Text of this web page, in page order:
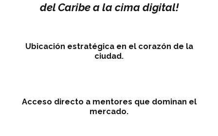
del Caribe a la cima digital!
Ubicación estratégica en el corazón de la
ciudad.
Acceso directo a mentores que dominan el
mercado.